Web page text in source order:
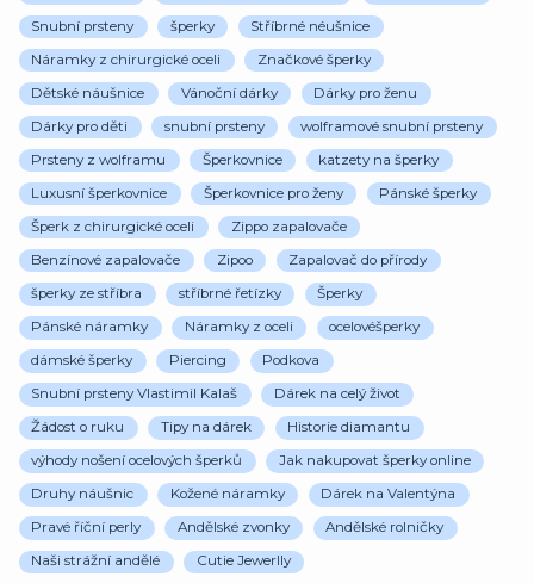
Snubní prsteny šperky Stříbrné néušnice
Náramky z chirurgické oceli Značkové šperky
Dětské náušnice Vánoční dárky Dárky pro ženu
Dárky pro děti snubní prsteny wolframové snubní prsteny
Prsteny z wolframu Šperkovnice katzety na šperky
Luxusní šperkovnice Šperkovnice pro ženy Pánské šperky
Šperk z chirurgické oceli Zippo zapalovače
Benzínové zapalovače Zipoo Zapalovač do přírody
šperky ze stříbra stříbrné řetízky Šperky
Pánské náramky Náramky z oceli ocelovéšperky
dámské šperky Piercing Podkova
Snubní prsteny Vlastimil Kalaš Dárek na celý život
Žádost o ruku Tipy na dárek Historie diamantu
výhody nošení ocelových šperků Jak nakupovat šperky online
Druhy náušnic Kožené náramky Dárek na Valentýna
Pravé říční perly Andělské zvonky Andělské rolničky
Naši strážní andělé Cutie Jewerlly